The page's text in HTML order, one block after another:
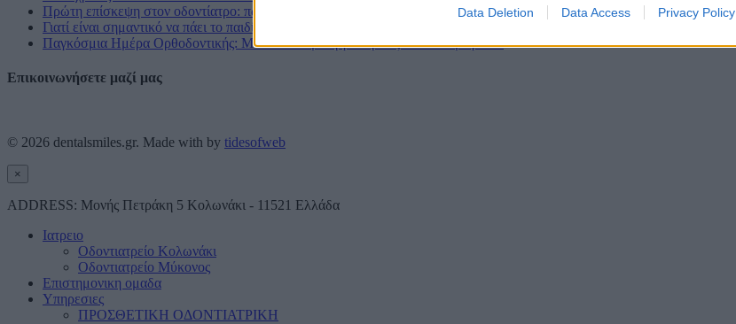
Data Deletion Data Access Privacy Policy
Πρώτη επίσκεψη στον οδοντίατρο: πώς να προετοιμάσουν οι γονείς τα παιδιά
Γιατί είναι σημαντικό να πάει το παιδί από νωρίς στον οδοντίατρο;
Παγκόσμια Ημέρα Ορθοδοντικής: Μια Υπενθύμιση για την Αξία του Χαμόγελου
Επικοινωνήσετε μαζί μας
© 2026 dentalsmiles.gr. Made with by tidesofweb
×
ADDRESS: Μονής Πετράκη 5 Κολωνάκι - 11521 Ελλάδα
Ιατρειο
Οδοντιατρείο Κολωνάκι
Οδοντιατρείο Μύκονος
Επιστημονικη ομαδα
Υπηρεσιες
ΠΡΟΣΘΕΤΙΚΗ ΟΔΟΝΤΙΑΤΡΙΚΗ